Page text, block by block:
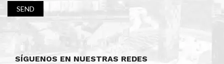
SÍGUENOS EN NUESTRAS REDES